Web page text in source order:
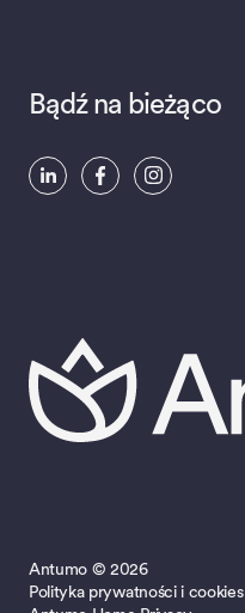
Bądź na bieżąco
Antumo © 2026
Polityka prywatności i cookies